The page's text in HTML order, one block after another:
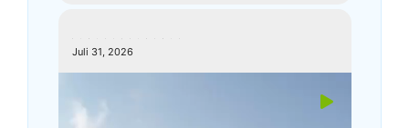
Juli 31, 2026